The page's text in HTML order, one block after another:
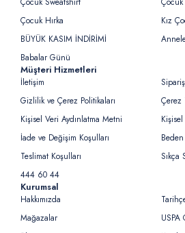
Çocuk Hırka
Kız
BÜYÜK KASIM İNDİRİMİ
Babalar Günü
Müşteri Hizmetleri
İletişim
Gizlilik ve Çerez Politikaları
Çerez
Kişisel Veri Aydınlatma Metni
İade ve Değişim Koşulları
Teslimat Koşulları
Sıkça
444 60 44
Kurumsal
Hakkımızda
Mağazalar
USPA